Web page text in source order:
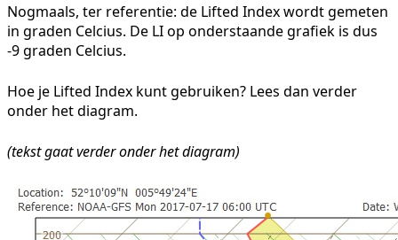
Nogmaals, ter referentie: de Lifted Index wordt gemeten
in graden Celcius. De LI op onderstaande grafiek is dus
-9 graden Celcius.
Hoe je Lifted Index kunt gebruiken? Lees dan verder
onder het diagram.
(tekst gaat verder onder het diagram)